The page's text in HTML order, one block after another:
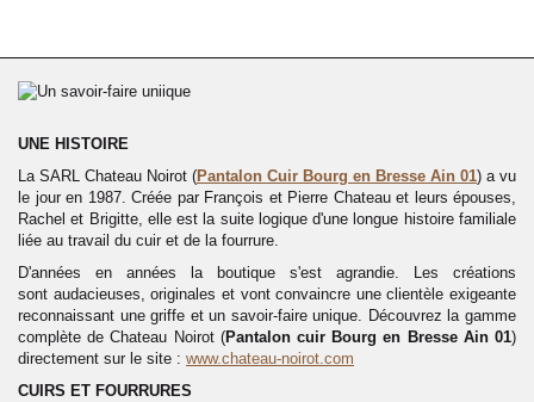
UNE HISTOIRE
La SARL Chateau Noirot (Pantalon Cuir Bourg en Bresse Ain 01) a vu
le jour en 1987. Créée par François et Pierre Chateau et leurs épouses,
Rachel et Brigitte, elle est la suite logique d'une longue histoire familiale
liée au travail du cuir et de la fourrure.
D'années en années la boutique s'est agrandie. Les créations
sont audacieuses, originales et vont convaincre une clientèle exigeante
reconnaissant une griffe et un savoir-faire unique. Découvrez la gamme
complète de Chateau Noirot (Pantaloncuir Bourg en Bresse Ain 01)
directement sur le site : www.chateau-noirot.com
CUIRS ET FOURRURES